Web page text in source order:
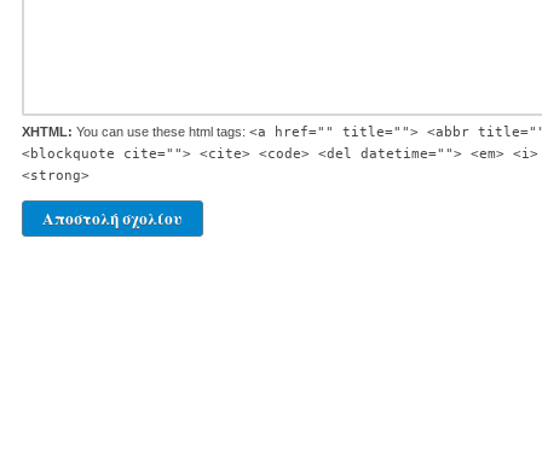
XHTML: You can use these html tags: <a href="" title=""> <abbr
<blockquote cite=""> <cite> <code> <del datetime=""> <em>
<strong>